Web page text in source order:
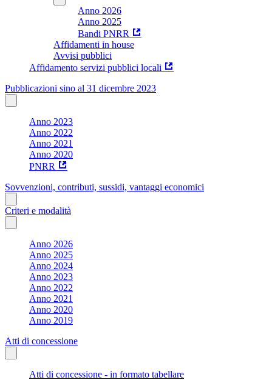
Anno 2026
Anno 2025
Bandi PNRR
Affidamenti in house
Avvisi pubblici
Affidamento servizi pubblici locali
Pubblicazioni sino al 31 dicembre 2023
Anno 2023
Anno 2022
Anno 2021
Anno 2020
PNRR
Sovvenzioni, contributi, sussidi, vantaggi economici
Criteri e modalità
Anno 2026
Anno 2025
Anno 2024
Anno 2023
Anno 2022
Anno 2021
Anno 2020
Anno 2019
Atti di concessione
Atti di concessione - in formato tabellare